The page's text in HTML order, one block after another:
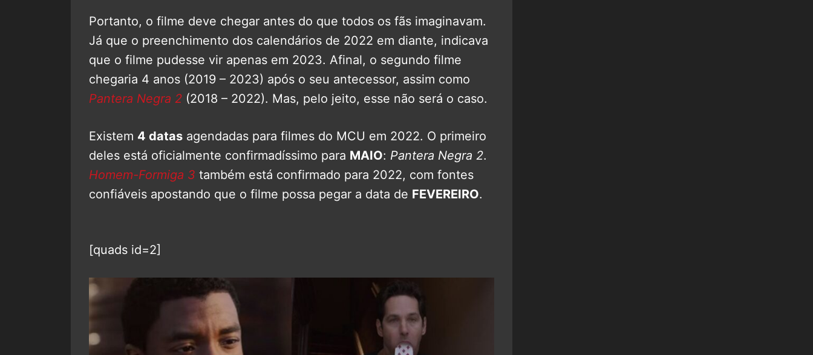
Portanto, o filme deve chegar antes do que todos os fãs imaginavam.
Já que o preenchimento dos calendários de 2022 em diante, indicava
que o filme pudesse vir apenas em 2023. Afinal, o segundo filme
chegaria 4 anos (2019 – 2023) após o seu antecessor, assim como
Pantera Negra 2 (2018 – 2022). Mas, pelo jeito, esse não será o caso.
Existem 4 datas agendadas para filmes do MCU em 2022. O primeiro
deles está oficialmente confirmadíssimo para MAIO: Pantera Negra 2.
Homem-Formiga 3 também está confirmado para 2022, com fontes
confiáveis apostando que o filme possa pegar a data de FEVEREIRO.
[quads id=2]